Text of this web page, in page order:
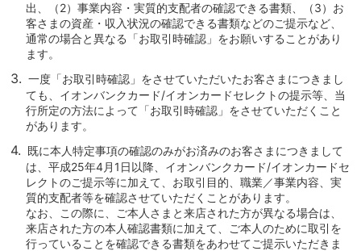
静岡県
愛知県
三重県
滋賀県
京都府
大阪府
兵庫県
奈良県
和歌山県
中国／四国
岡山県
広島県
徳島県
香川県
出、（2）事業内容・実質的支配者の確認できる書類、（3）お
客さまの資産・収入状況の確認できる書類などのご提示など、
通常の場合と異なる「お取引時確認」をお願いすることがあり
ます。
3. 一度「お取引時確認」をさせていただいたお客さまにつきまし
ても、イオンバンクカード/イオンカードセレクトの提示等、当
行所定の方法によって「お取引時確認」をさせていただくこと
があります。
4. 既に本人特定事項の確認のみがお済みのお客さまにつきまして
は、平成25年4月1日以降、イオンバンクカード/イオンカードセ
レクトのご提示等に加えて、お取引目的、職業／事業内容、実
質的支配者等を確認させていただくことがあります。
なお、この際に、ご本人さまと来店された方が異なる場合は、
来店された方の本人確認書類に加えて、ご本人のために取引を
行っていることを確認できる書類をあわせてご提示いただきま